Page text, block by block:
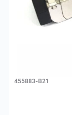
455883-B21